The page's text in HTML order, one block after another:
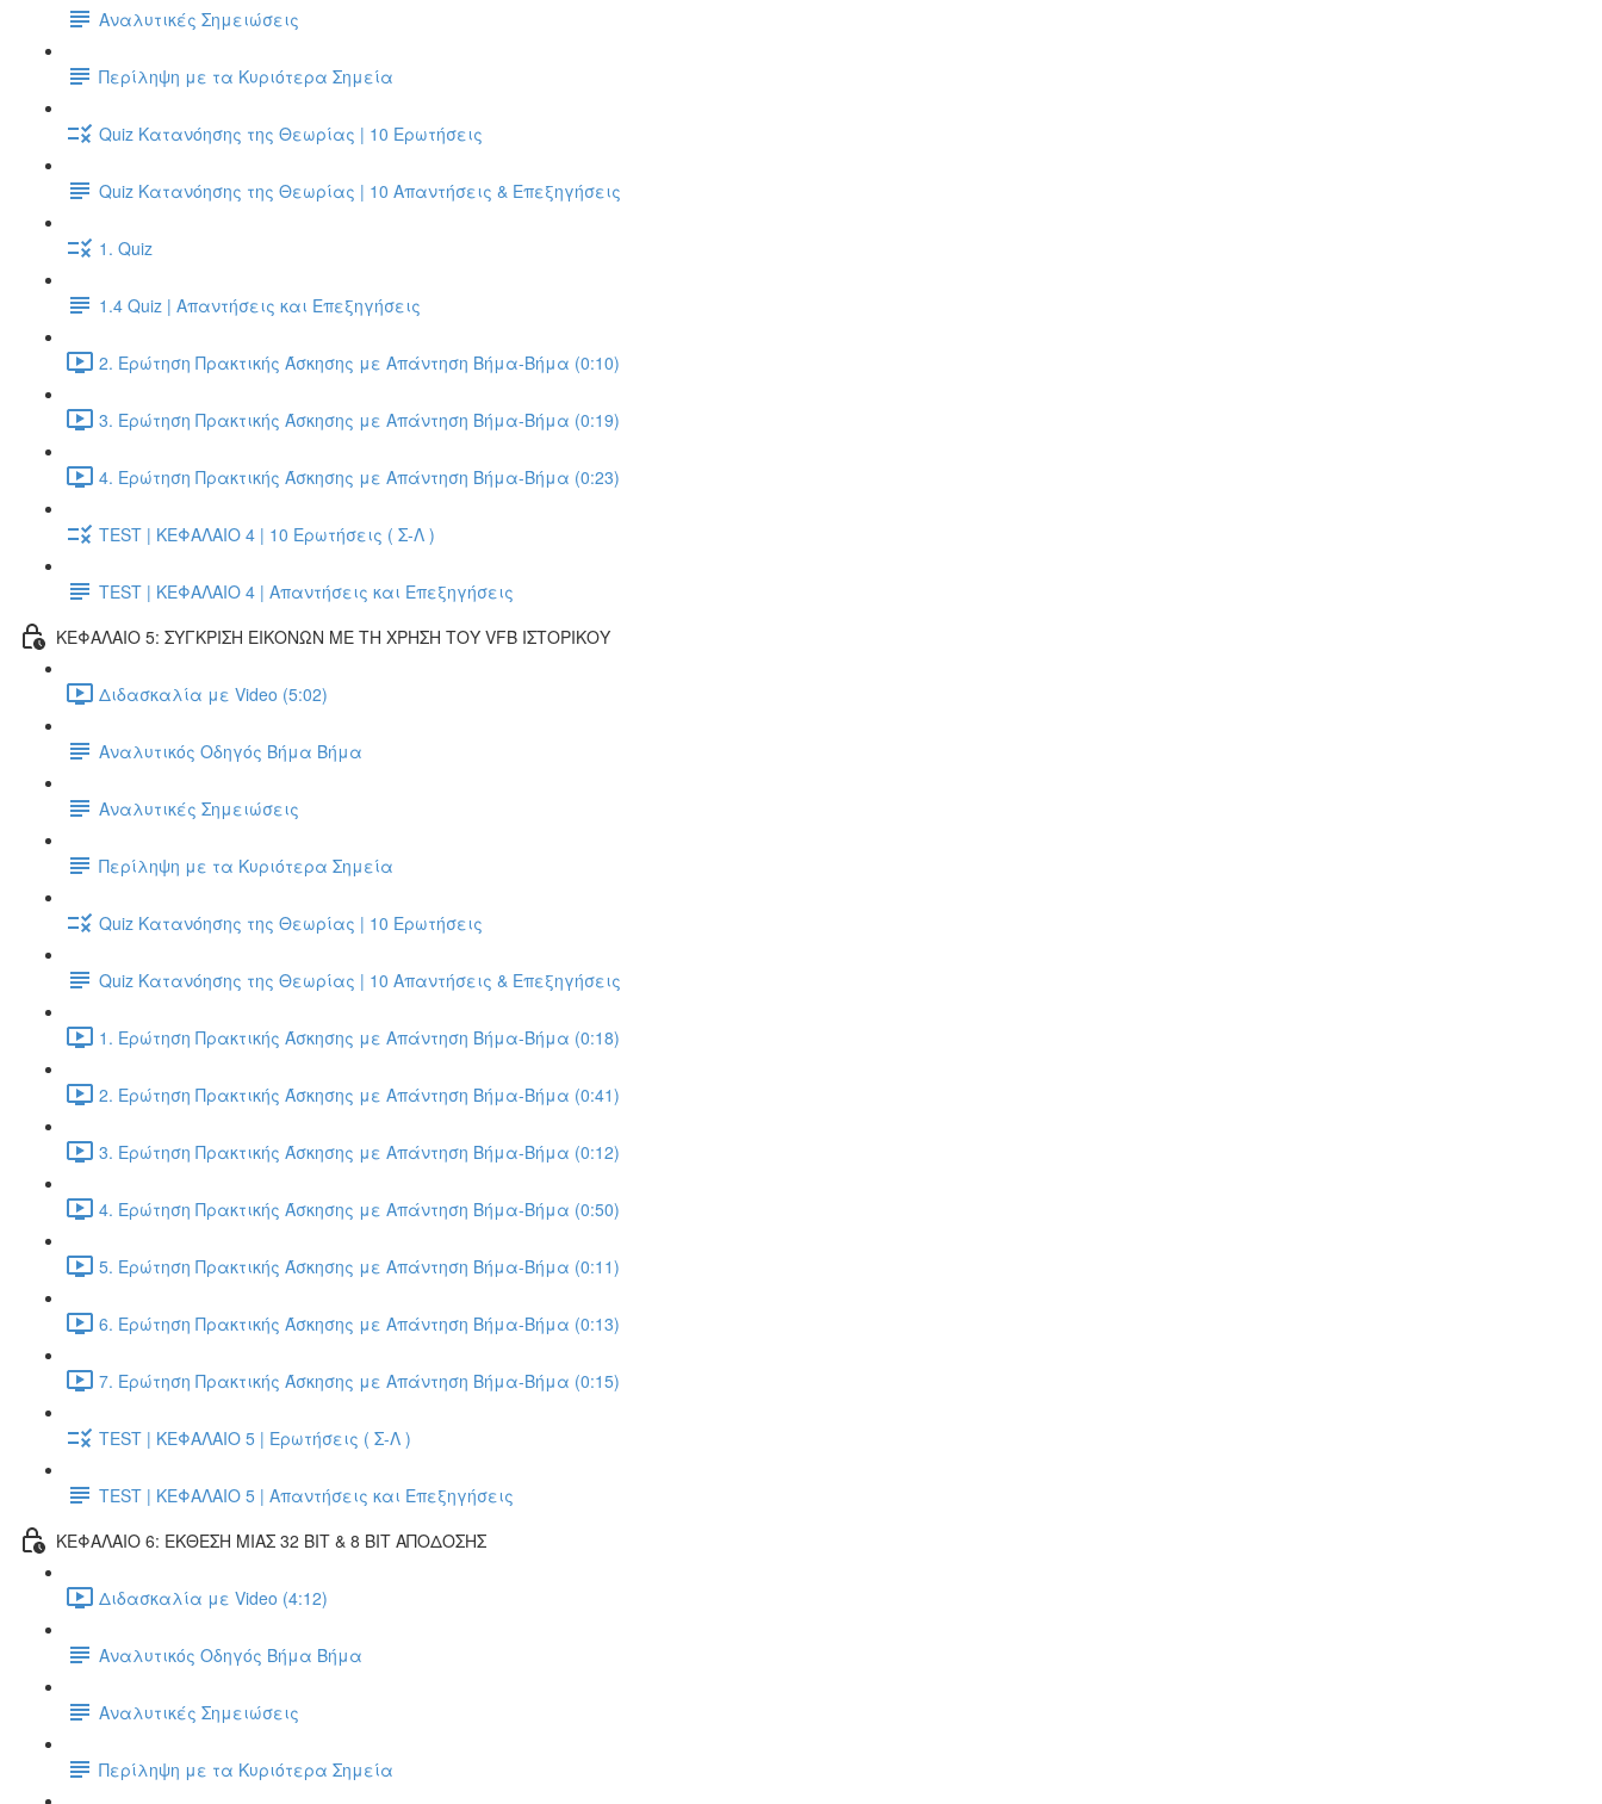
Αναλυτικές Σημειώσεις
Περίληψη με τα Κυριότερα Σημεία
Quiz Κατανόησης της Θεωρίας | 10 Ερωτήσεις
Quiz Κατανόησης της Θεωρίας | 10 Απαντήσεις & Επεξηγήσεις
1. Quiz
1.4 Quiz | Απαντήσεις και Επεξηγήσεις
2. Ερώτηση Πρακτικής Άσκησης με Απάντηση Βήμα-Βήμα (0:10)
3. Ερώτηση Πρακτικής Άσκησης με Απάντηση Βήμα-Βήμα (0:19)
4. Ερώτηση Πρακτικής Άσκησης με Απάντηση Βήμα-Βήμα (0:23)
TEST | ΚΕΦΑΛΑΙΟ 4 | 10 Ερωτήσεις ( Σ-Λ )
TEST | ΚΕΦΑΛΑΙΟ 4 | Απαντήσεις και Επεξηγήσεις
ΚΕΦΑΛΑΙΟ 5: ΣΥΓΚΡΙΣΗ ΕΙΚΟΝΩΝ ΜΕ ΤΗ ΧΡΗΣΗ ΤΟΥ VFB ΙΣΤΟΡΙΚΟΥ
Διδασκαλία με Video (5:02)
Αναλυτικός Οδηγός Βήμα Βήμα
Αναλυτικές Σημειώσεις
Περίληψη με τα Κυριότερα Σημεία
Quiz Κατανόησης της Θεωρίας | 10 Ερωτήσεις
Quiz Κατανόησης της Θεωρίας | 10 Απαντήσεις & Επεξηγήσεις
1. Ερώτηση Πρακτικής Άσκησης με Απάντηση Βήμα-Βήμα (0:18)
2. Ερώτηση Πρακτικής Άσκησης με Απάντηση Βήμα-Βήμα (0:41)
3. Ερώτηση Πρακτικής Άσκησης με Απάντηση Βήμα-Βήμα (0:12)
4. Ερώτηση Πρακτικής Άσκησης με Απάντηση Βήμα-Βήμα (0:50)
5. Ερώτηση Πρακτικής Άσκησης με Απάντηση Βήμα-Βήμα (0:11)
6. Ερώτηση Πρακτικής Άσκησης με Απάντηση Βήμα-Βήμα (0:13)
7. Ερώτηση Πρακτικής Άσκησης με Απάντηση Βήμα-Βήμα (0:15)
TEST | ΚΕΦΑΛΑΙΟ 5 | Ερωτήσεις ( Σ-Λ )
TEST | ΚΕΦΑΛΑΙΟ 5 | Απαντήσεις και Επεξηγήσεις
ΚΕΦΑΛΑΙΟ 6: ΕΚΘΕΣΗ ΜΙΑΣ 32 BIT & 8 BIT ΑΠΟΔΟΣΗΣ
Διδασκαλία με Video (4:12)
Αναλυτικός Οδηγός Βήμα Βήμα
Αναλυτικές Σημειώσεις
Περίληψη με τα Κυριότερα Σημεία